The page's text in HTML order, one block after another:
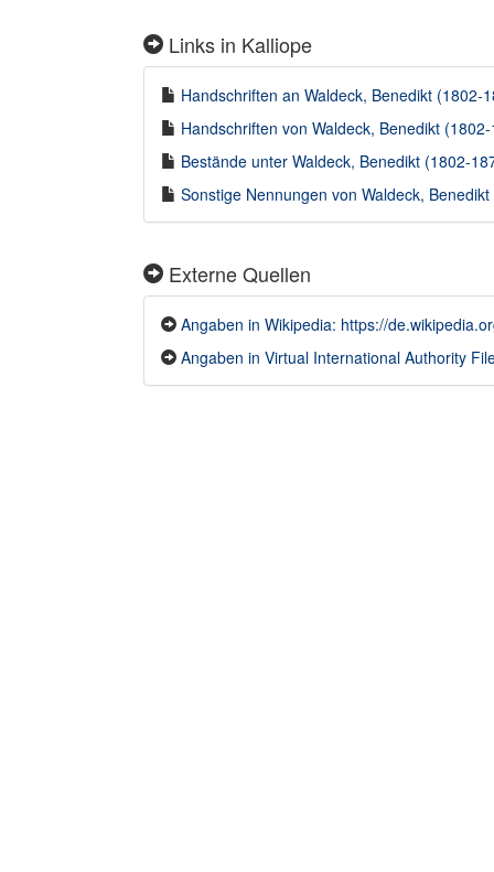
Links in Kalliope
Handschriften an Waldeck, Benedikt (1802-
Handschriften von Waldeck, Benedikt
Bestände unter Waldeck, Benedikt (1802-
Sonstige Nennungen von Waldeck,
Externe Quellen
Angaben in Wikipedia: https://
Angaben in Virtual International Authority